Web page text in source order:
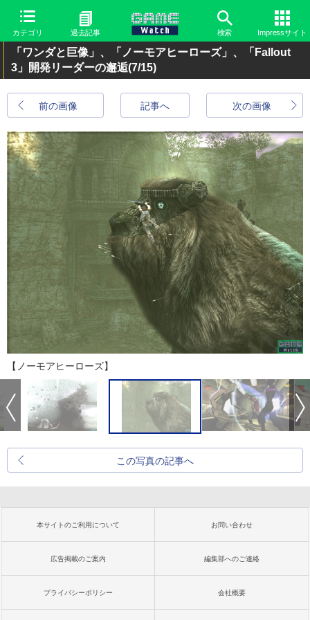
カテゴリ 過去記事 検索 Impressサイト
「ワンダと巨像」、「ノーモアヒーローズ」、「Fallout
3」開発リーダーの邂逅(7/15)
前の画像 次の画像
記事へ
【ノーモアヒーローズ】
この写真の記事へ
本サイトのご利用について お問い合わせ
広告掲載のご案内 編集部へのご連絡
プライバシーポリシー 会社概要